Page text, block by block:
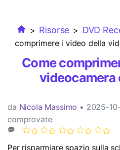
Panoramica
Video
Centro Creativo
Panoramica
Template di grafici
Libreria di mappa concettuale
Esplora
Panoramica
Convertitore PDF online
Modelli di PDF
Trasferimento dati mobile.
FamiSafe
Controllo parentale e
Tutti i prodotti
Panoramica
Mac Utenti
Informazioni di più
> Risorse > DVD
comprimere i video della
Come
videocamera
da Nicola Massimo • 2025-
comprovate
Per risparmiare spazio sulla